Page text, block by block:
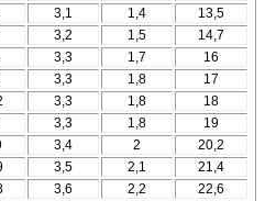
3,1 1,4
13,5
3,2 1,5
14,7
3,3 1,7
16
3,3 1,8
17
3,3 1,8
18
3,3 1,8
19
3,4 2
20,2
3,5 2,1
21,4
3,6 2,2
22,6